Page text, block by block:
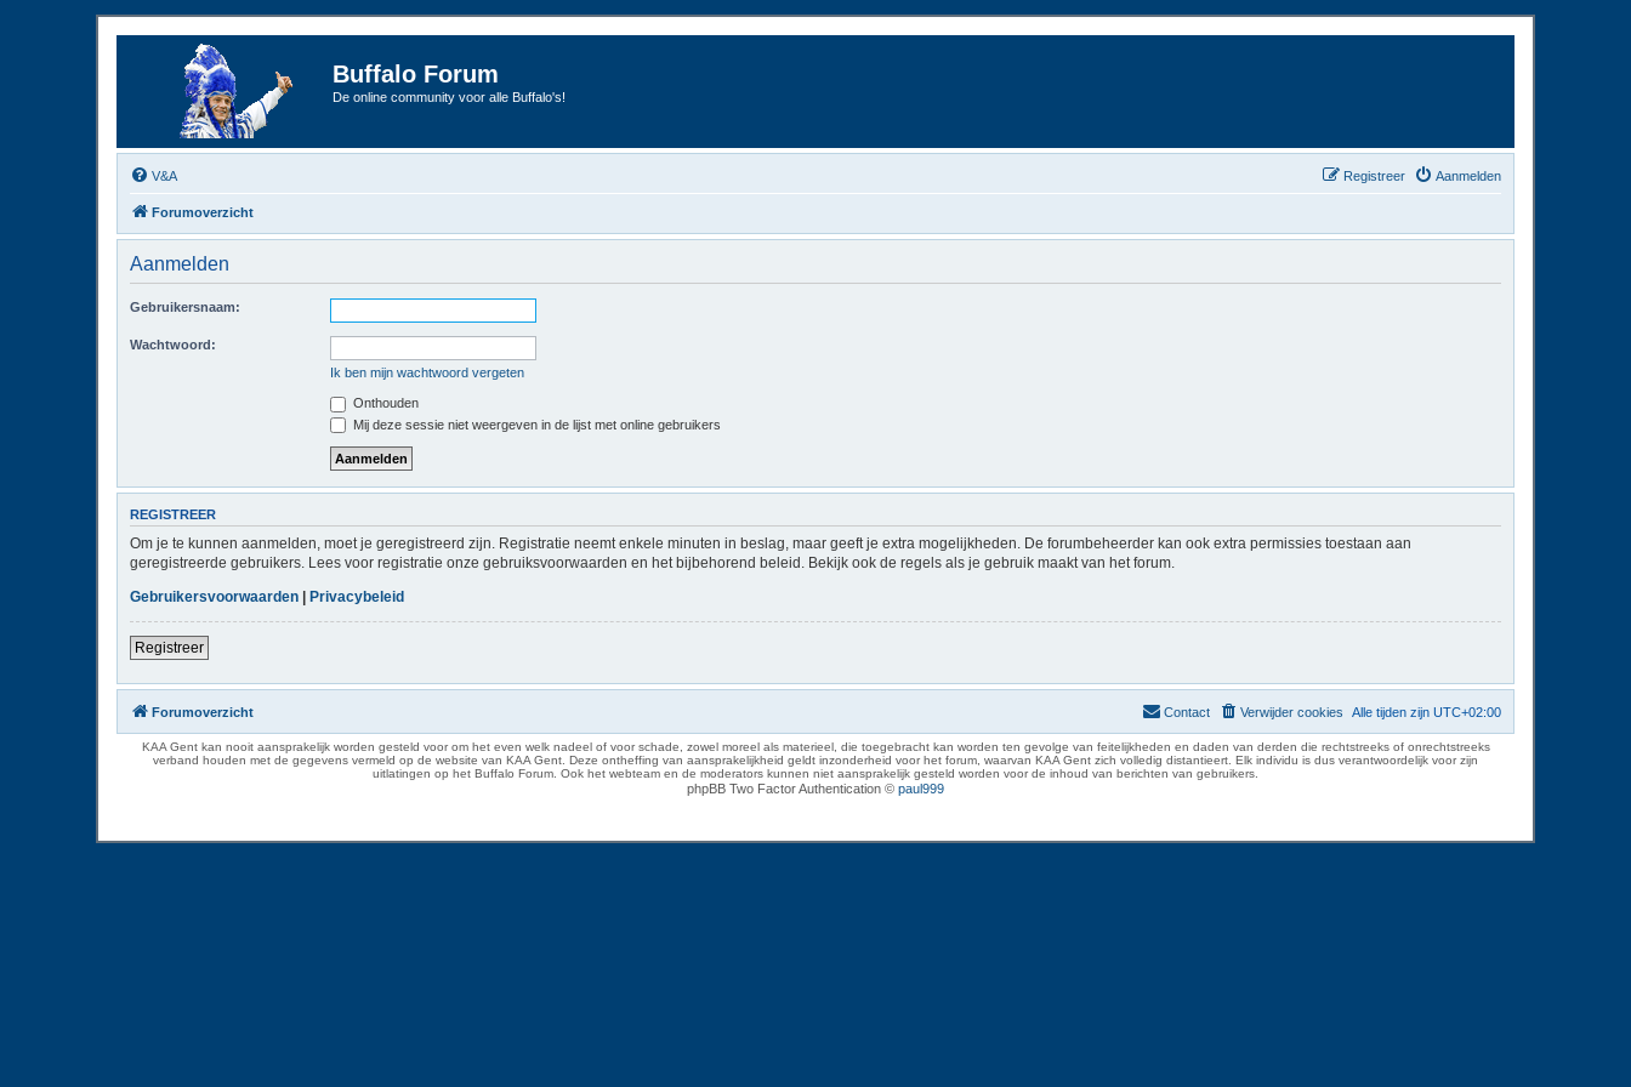
Buffalo Forum
De online community voor alle Buffalo's!
V&A Aanmelden
Registreer
Forumoverzicht
Aanmelden
Gebruikersnaam:
Wachtwoord:
Ik ben mijn wachtwoord vergeten
Onthouden
Mij deze sessie niet weergeven in de lijst met online gebruikers
REGISTREER
Om je te kunnen aanmelden, moet je geregistreerd zijn. Registratie neemt enkele minuten in beslag, maar geeft je extra mogelijkheden. De forumbeheerder kan ook extra permissies toestaan aan
geregistreerde gebruikers. Lees voor registratie onze gebruiksvoorwaarden en het bijbehorend beleid. Bekijk ook de regels als je gebruik maakt van het forum.
Gebruikersvoorwaarden | Privacybeleid
Registreer
Forumoverzicht Alle tijden zijn UTC+02:00
Verwijder cookies
Contact
KAA Gent kan nooit aansprakelijk worden gesteld voor om het even welk nadeel of voor schade, zowel moreel als materieel, die toegebracht kan worden ten gevolge van feitelijkheden en daden van derden die rechtstreeks of onrechtstreeks
verband houden met de gegevens vermeld op de website van KAA Gent. Deze ontheffing van aansprakelijkheid geldt inzonderheid voor het forum, waarvan KAA Gent zich volledig distantieert. Elk individu is dus verantwoordelijk voor zijn
uitlatingen op het Buffalo Forum. Ook het webteam en de moderators kunnen niet aansprakelijk gesteld worden voor de inhoud van berichten van gebruikers.
phpBB Two Factor Authentication © paul999